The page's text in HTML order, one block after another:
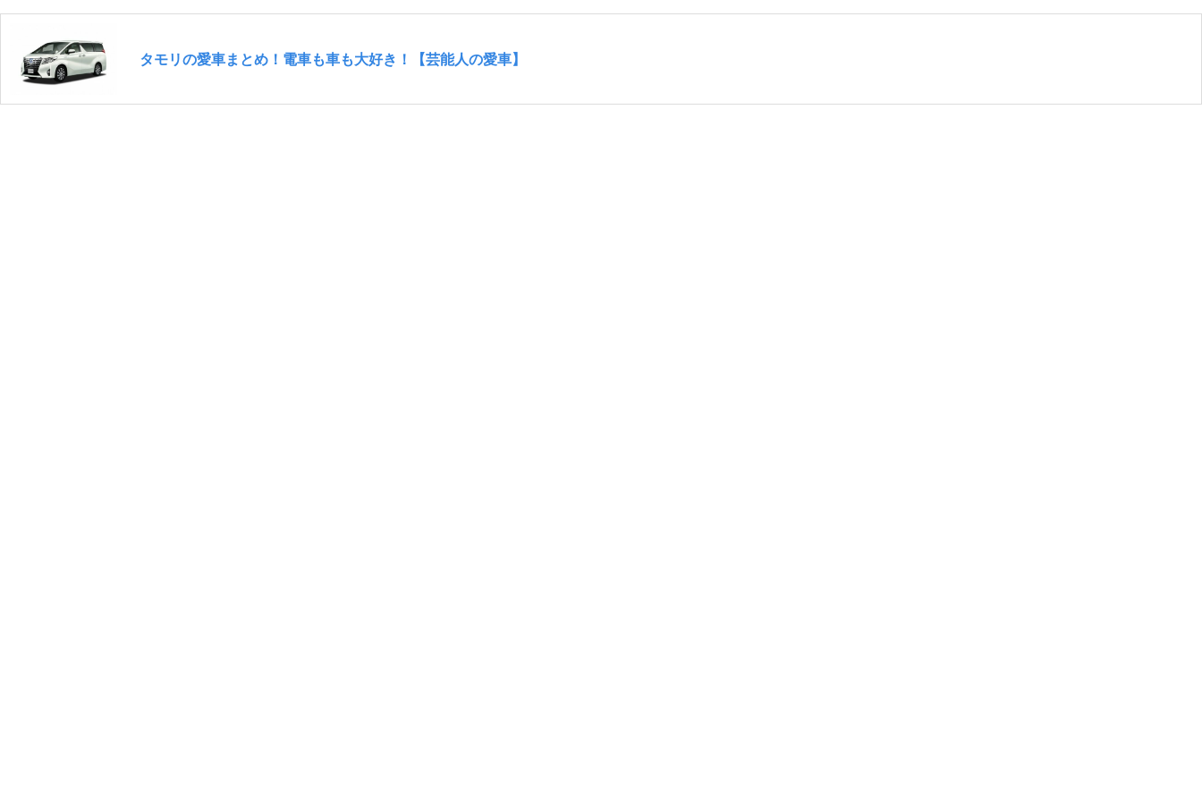
タモリの愛車まとめ！電車も車も大好き！【芸能人の愛車】